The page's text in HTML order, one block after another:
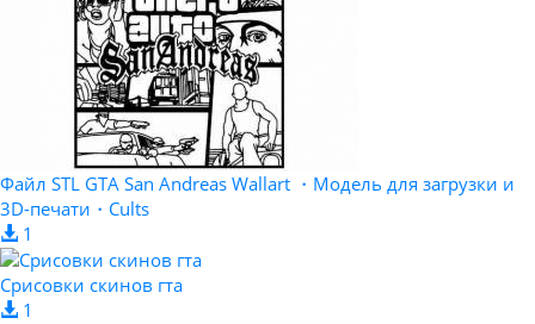
Файл STL GTA San Andreas Wallart ・Модель для загрузки и
3D-печати・Cults
1
Срисовки скинов гта
1